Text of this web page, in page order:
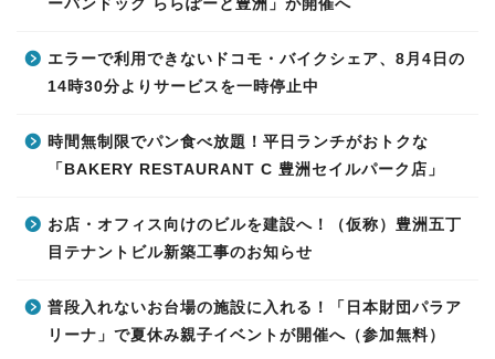
ーバンドック ららぽーと豊洲」が開催へ
エラーで利用できないドコモ・バイクシェア、8月4日の
14時30分よりサービスを一時停止中
時間無制限でパン食べ放題！平日ランチがおトクな
「BAKERY RESTAURANT C 豊洲セイルパーク店」
お店・オフィス向けのビルを建設へ！（仮称）豊洲五丁
目テナントビル新築工事のお知らせ
普段入れないお台場の施設に入れる！「日本財団パラア
リーナ」で夏休み親子イベントが開催へ（参加無料）